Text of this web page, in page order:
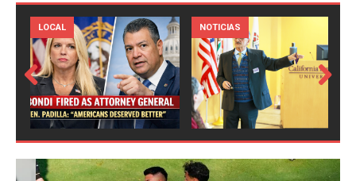
LOCAL NOTICIAS
Prev
ious